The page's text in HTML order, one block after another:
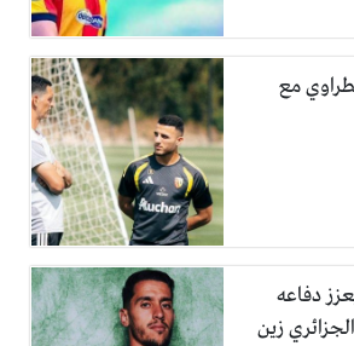
مع
دفاعه
زين